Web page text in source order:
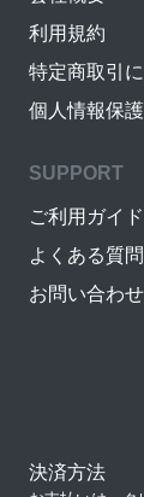
利用規約
特定商取引
個人情報保
SUPPORT
ご利用ガイド
よくある質問
お問い合わせ
決済方法